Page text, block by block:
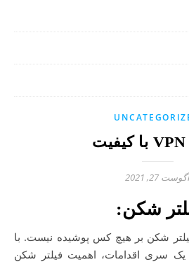
آگوست 27, 2021
شکن:
شکن بر هیچ کس پوشیده نیست. با
سری اقدامات، اهمیت فیلتر شکن